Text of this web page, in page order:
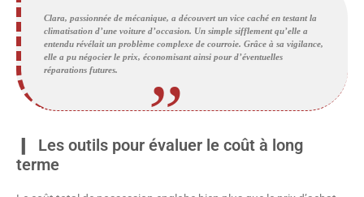
Clara, passionnée de mécanique, a découvert un vice caché en testant la
climatisation d’une voiture d’occasion. Un simple sifflement qu’elle a
entendu révélait un problème complexe de courroie. Grâce à sa vigilance,
elle a pu négocier le prix, économisant ainsi pour d’éventuelles
réparations futures.
Les outils pour évaluer le coût à long
terme